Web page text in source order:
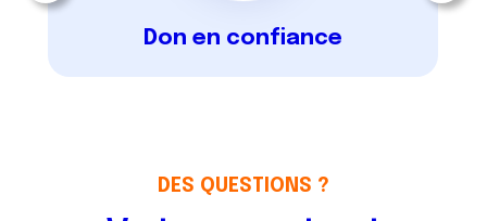
Don en confiance
DES QUESTIONS ?